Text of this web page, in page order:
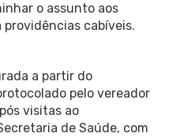
o assunto aos
cabíveis.
a partir do
pelo vereador
visitas ao
de Saúde, com